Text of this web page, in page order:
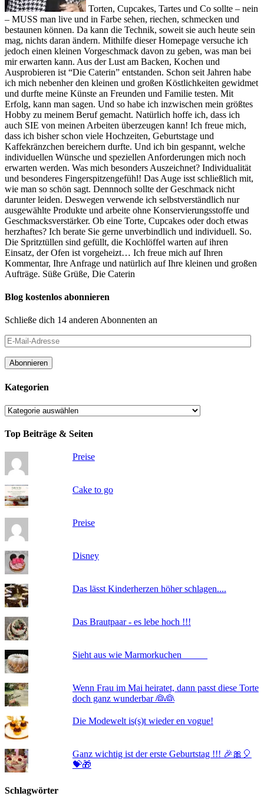
Torten, Cupcakes, Tartes und Co sollte – nein
– MUSS man live und in Farbe sehen, riechen, schmecken und
bestaunen können. Da kann die Technik, soweit sie auch heute sein
mag, nichts daran ändern. Mithilfe dieser Homepage versuche ich
jedoch einen kleinen Vorgeschmack davon zu geben, was man bei
mir erwarten kann. Aus der Lust am Backen, Kochen und
Ausprobieren ist “Die Caterin” entstanden. Schon seit Jahren habe
ich mich nebenher den kleinen und großen Köstlichkeiten gewidmet
und durfte meine Künste an Freunden und Familie testen. Mit
Erfolg, kann man sagen. Und so habe ich inzwischen mein größtes
Hobby zu meinem Beruf gemacht. Natürlich hoffe ich, dass ich
auch SIE von meinen Arbeiten überzeugen kann! Ich freue mich,
dass ich bisher schon viele Hochzeiten, Geburtstage und
Kaffekränzchen bereichern durfte. Und ich bin gespannt, welche
individuellen Wünsche und speziellen Anforderungen mich noch
erwarten werden. Was mich besonders Auszeichnet? Individualität
und besonderes Fingerspitzengefühl! Das Auge isst schließlich mit,
wie man so schön sagt. Dennnoch sollte der Geschmack nicht
darunter leiden. Deswegen verwende ich selbstverständlich nur
ausgewählte Produkte und arbeite ohne Konservierungsstoffe und
Geschmacksverstärker. Ob eine Torte, Cupcakes oder doch etwas
herzhaftes? Ich berate Sie gerne unverbindlich und individuell. So.
Die Spritztüllen sind gefüllt, die Kochlöffel warten auf ihren
Einsatz, der Ofen ist vorgeheizt… Ich freue mich auf Ihren
Kommentar, Ihre Anfrage und natürlich auf Ihre kleinen und großen
Aufträge. Süße Grüße, Die Caterin
Blog kostenlos abonnieren
Schließe dich 14 anderen Abonnenten an
E-
Mail-
Adresse
Abonnieren
Kategorien
Kategorien
Top Beiträge & Seiten
Preise
Cake to go
Preise
Disney
Das lässt Kinderherzen höher schlagen....
Das Brautpaar - es lebe hoch !!!
Sieht aus wie Marmorkuchen _____
Wenn Frau im Mai heiratet, dann passt diese Torte
doch ganz wunderbar 👰👰
Die Modewelt is(s)t wieder en vogue!
Ganz wichtig ist der erste Geburtstag !!! 🎉🎀🎈
💝🎁
Schlagwörter